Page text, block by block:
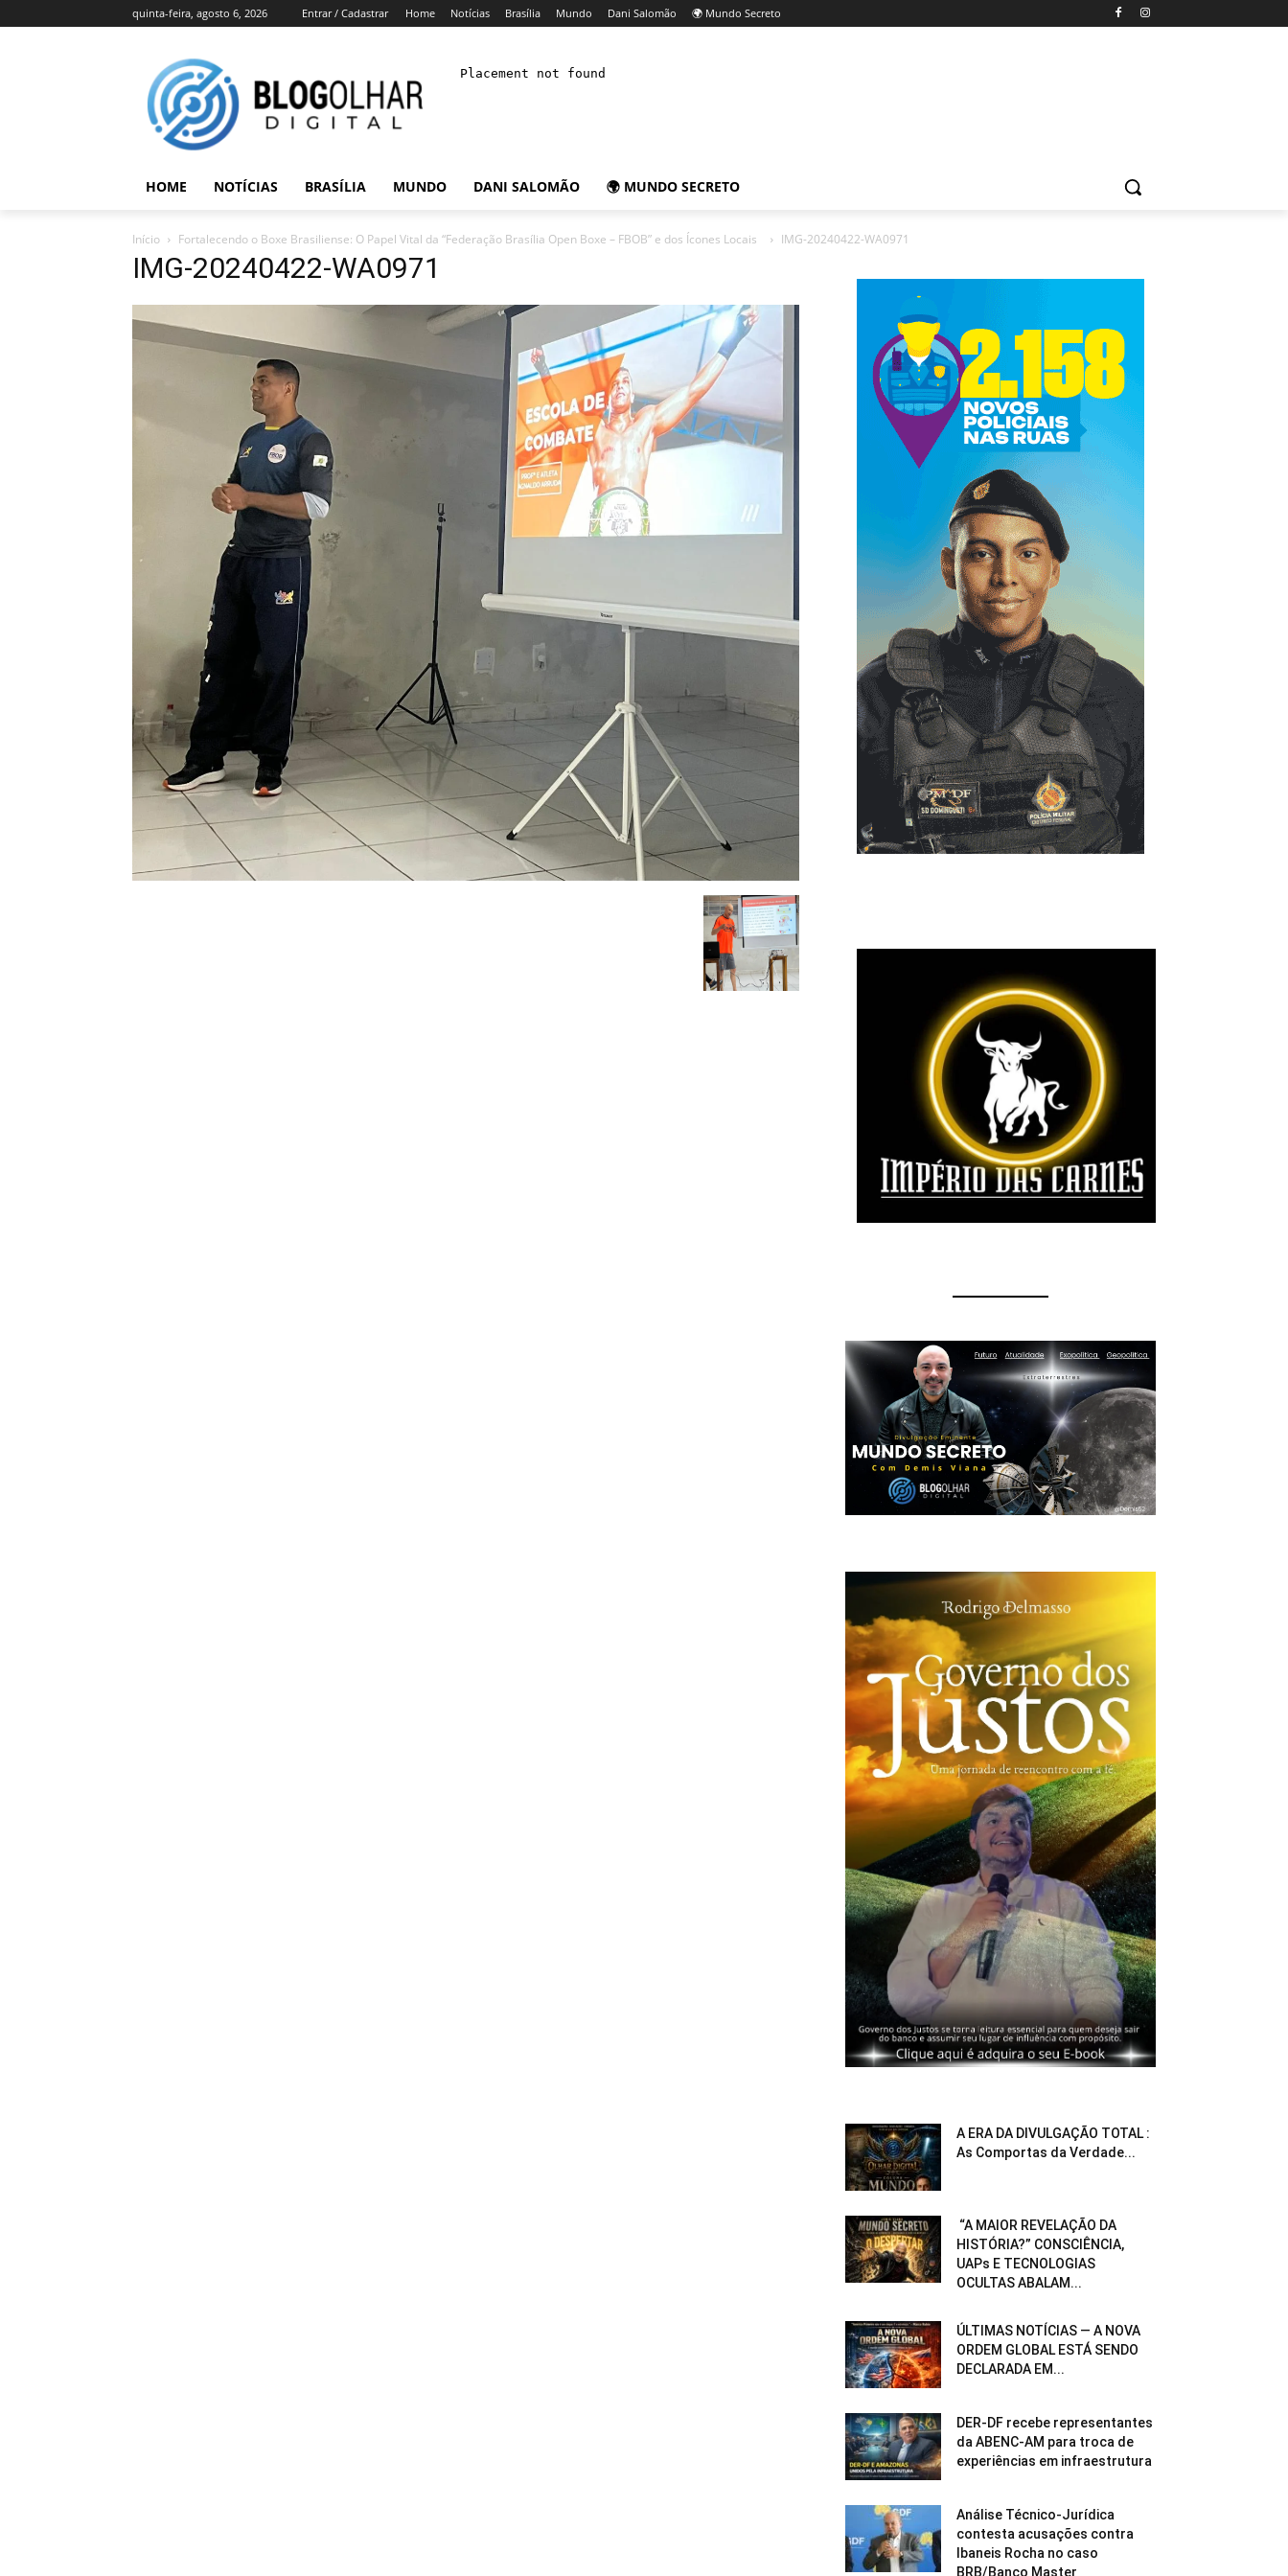
quinta-feira, agosto 6, 2026 Entrar / Cadastrar Home Notícias Brasília Mundo Dani Salomão 🌍 Mundo Secreto
HOME NOTÍCIAS BRASÍLIA MUNDO DANI SALOMÃO 🌍 MUNDO SECRETO
Início Fortalecendo o Boxe Brasiliense: O Papel Vital da “Federação Brasília Open Boxe – FBOB” e dos Ícones Locais IMG-20240422-WA0971
IMG-20240422-WA0971
A ERA DA DIVULGAÇÃO TOTAL :
As Comportas da Verdade...
“A MAIOR REVELAÇÃO DA
HISTÓRIA?” CONSCIÊNCIA,
UAPs E TECNOLOGIAS
OCULTAS ABALAM...
ÚLTIMAS NOTÍCIAS — A NOVA
ORDEM GLOBAL ESTÁ SENDO
DECLARADA EM...
DER-DF recebe representantes
da ABENC-AM para troca de
experiências em infraestrutura
Análise Técnico-Jurídica
contesta acusações contra
Ibaneis Rocha no caso
BRB/Banco Master